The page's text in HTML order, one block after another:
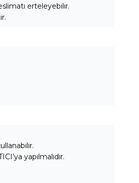
erteleyebilir.
yapılmalıdır.